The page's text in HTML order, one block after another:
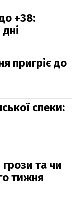
+38:
пригріє до
спеки:
грози та чи
тижня